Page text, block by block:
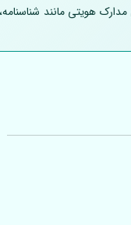
هویتی مانند